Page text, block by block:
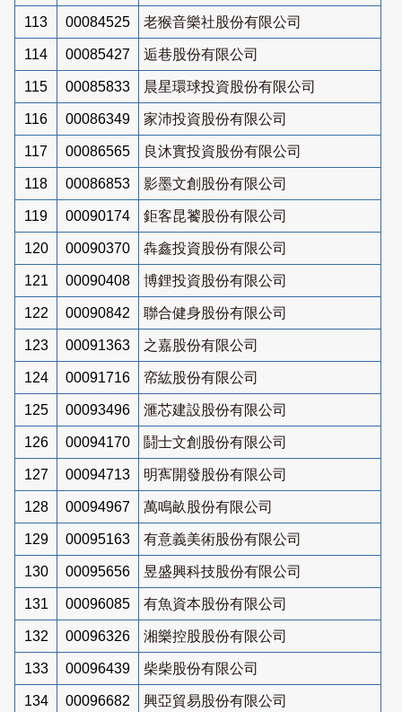
113 00084525 老猴音樂社股份有限公司
114 00085427 逅巷股份有限公司
115 00085833 晨星環球投資股份有限公司
116 00086349 家沛投資股份有限公司
117 00086565 良沐實投資股份有限公司
118 00086853 影墨文創股份有限公司
119 00090174 鉅客昆饕股份有限公司
120 00090370 犇鑫投資股份有限公司
121 00090408 博鋰投資股份有限公司
122 00090842 聯合健身股份有限公司
123 00091363 之嘉股份有限公司
124 00091716 帟紘股份有限公司
125 00093496 滙芯建設股份有限公司
126 00094170 鬪士文創股份有限公司
127 00094713 明寯開發股份有限公司
128 00094967 萬鳴畝股份有限公司
129 00095163 有意義美術股份有限公司
130 00095656 昱盛興科技股份有限公司
131 00096085 有魚資本股份有限公司
132 00096326 湘樂控股股份有限公司
133 00096439 柴柴股份有限公司
134 00096682 興亞貿易股份有限公司